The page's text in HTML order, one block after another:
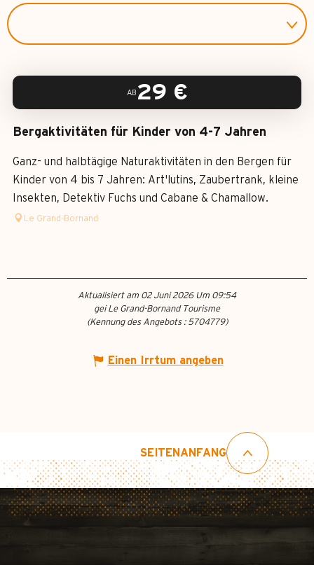
AB 29 €
Bergaktivitäten für Kinder von 4-7 Jahren
Ganz- und halbtägige Naturaktivitäten in den Bergen für
Kinder von 4 bis 7 Jahren: Art'lutins, Zaubertrank, kleine
Insekten, Detektiv Fuchs und Cabane & Chamallow.
Le Grand-Bornand
Aktualisiert am 02 Juni 2026 Um 09:54
gei Le Grand-Bornand Tourisme
(Kennung des Angebots : 5704779)
Einen Irrtum angeben
SEITENANFANG